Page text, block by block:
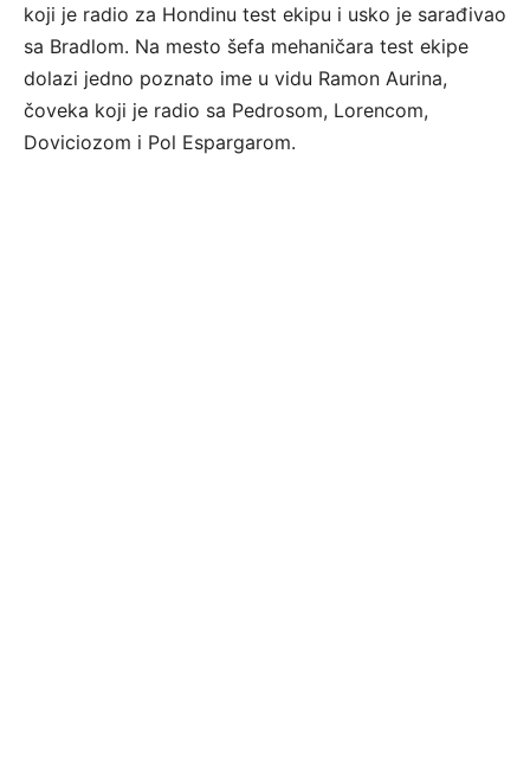
koji je radio za Hondinu test ekipu i usko je sarađivao
sa Bradlom. Na mesto šefa mehaničara test ekipe
dolazi jedno poznato ime u vidu Ramon Aurina,
čoveka koji je radio sa Pedrosom, Lorencom,
Doviciozom i Pol Espargarom.